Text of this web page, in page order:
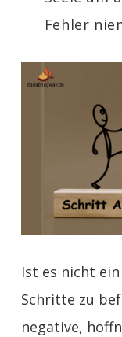
Fehler
Ist es nicht
Schritte zu
negative,